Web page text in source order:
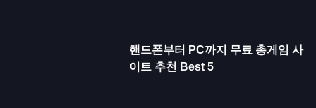
핸드폰부터 PC까지 무료 총게임 사
이트 추천 Best 5